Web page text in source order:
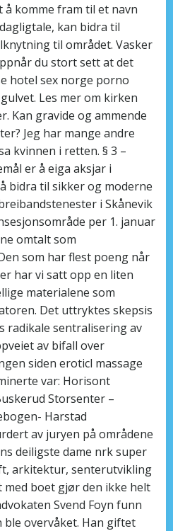
komme fram til et navn
kan bidra til
til området. Vasker
du stort sett at det
hotel sex norge porno
Les mer om kirken
Kan gravide og ammende
Jeg har mange andre
kvinnen i retten. § 3 –
er å eiga aksjar i
bidra til sikker og moderne
i Skånevik
per 1. januar
omtalt som
som har flest poeng når
har vi satt opp en liten
materialene som
Det uttryktes skepsis
radikale sentralisering av
av bifall over
siden eroticl massage
var: Horisont
Storsenter –
Harstad
av juryen på områdene
deiligste dame nrk super
arkitektur, senterutvikling
boet gjør den ikke helt
Svend Foyn funn
overvåket. Han giftet